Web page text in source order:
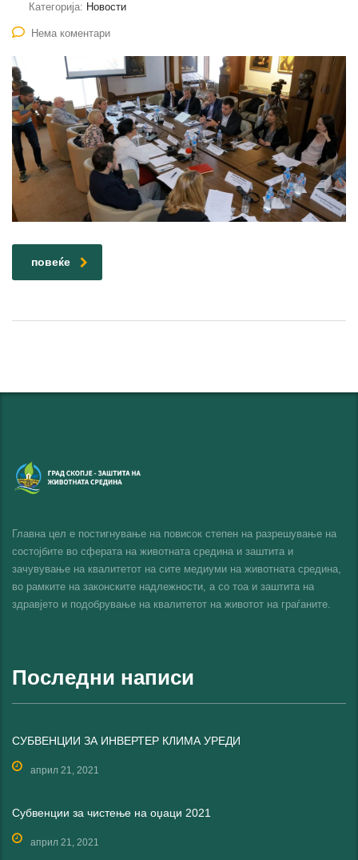
Категорија: Новости
Нема коментари
повеќе
Главна цел е постигнување на повисок степен на разрешување на
состојбите во сферата на животната средина и заштита и
зачувување на квалитетот на сите медиуми на животната средина,
во рамките на законските надлежности, а со тоа и заштита на
здравјето и подобрување на квалитетот на животот на граѓаните.
Последни написи
СУБВЕНЦИИ ЗА ИНВЕРТЕР КЛИМА УРЕДИ
април 21, 2021
Субвенции за чистење на оџаци 2021
април 21, 2021